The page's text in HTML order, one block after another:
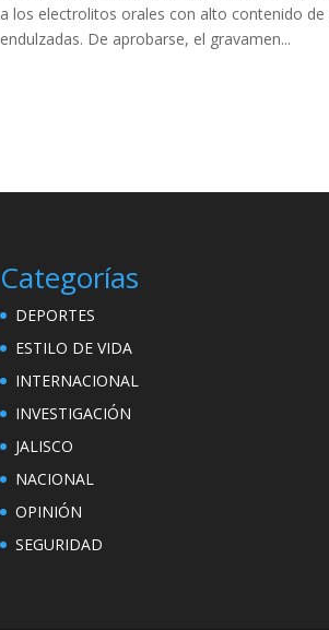
a los electrolitos orales con alto contenido
endulzadas. De aprobarse, el gravamen...
Categorías
DEPORTES
ESTILO DE VIDA
INTERNACIONAL
INVESTIGACIÓN
JALISCO
NACIONAL
OPINIÓN
SEGURIDAD